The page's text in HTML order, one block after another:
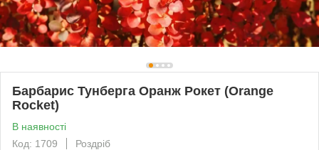
Барбарис Тунберга Оранж Рокет (Orange
Rocket)
В наявності
Код: 1709
Роздріб